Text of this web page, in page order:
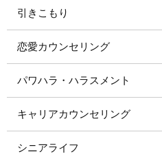
引きこもり
恋愛カウンセリング
パワハラ・ハラスメント
キャリアカウンセリング
シニアライフ